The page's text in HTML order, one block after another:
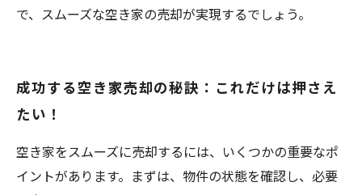
で、スムーズな空き家の売却が実現するでしょう。
成功する空き家売却の秘訣：これだけは押さえ
たい！
空き家をスムーズに売却するには、いくつかの重要なポ
イントがあります。まずは、物件の状態を確認し、必要